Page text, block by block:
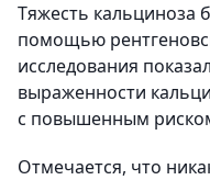
Тяжесть кальциноза
помощью
исследования
выраженности
с повышенным
Отмечается, что